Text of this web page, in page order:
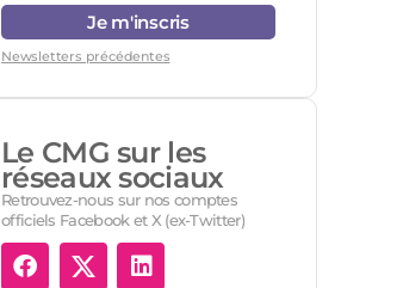
Je m'inscris
Newsletters précédentes
Le CMG sur les
réseaux sociaux
Retrouvez-nous sur nos comptes
officiels Facebook et X (ex-Twitter)